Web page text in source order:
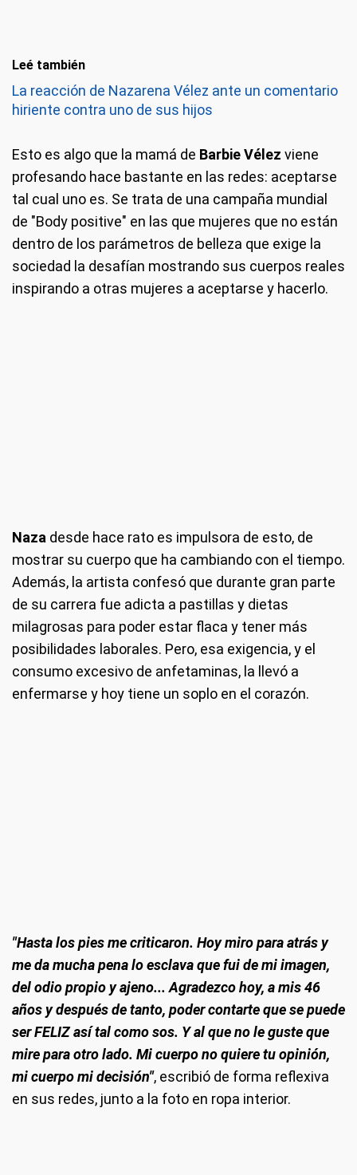
Leé también
La reacción de Nazarena Vélez ante un comentario
hiriente contra uno de sus hijos
Esto es algo que la mamá de Barbie Vélez viene
profesando hace bastante en las redes: aceptarse
tal cual uno es. Se trata de una campaña mundial
de "Body positive" en las que mujeres que no están
dentro de los parámetros de belleza que exige la
sociedad la desafían mostrando sus cuerpos reales
inspirando a otras mujeres a aceptarse y hacerlo.
Naza desde hace rato es impulsora de esto, de
mostrar su cuerpo que ha cambiando con el tiempo.
Además, la artista confesó que durante gran parte
de su carrera fue adicta a pastillas y dietas
milagrosas para poder estar flaca y tener más
posibilidades laborales. Pero, esa exigencia, y el
consumo excesivo de anfetaminas, la llevó a
enfermarse y hoy tiene un soplo en el corazón.
"Hasta los pies me criticaron. Hoy miro para atrás y
me da mucha pena lo esclava que fui de mi imagen,
del odio propio y ajeno... Agradezco hoy, a mis 46
años y después de tanto, poder contarte que se puede
ser FELIZ así tal como sos. Y al que no le guste que
mire para otro lado. Mi cuerpo no quiere tu opinión,
mi cuerpo mi decisión", escribió de forma reflexiva
en sus redes, junto a la foto en ropa interior.